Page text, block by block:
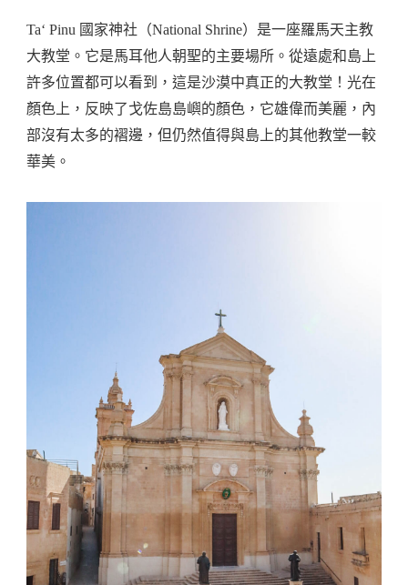
Ta‘ Pinu 國家神社（National Shrine）是一座羅馬天主教
大教堂。它是馬耳他人朝聖的主要場所。從遠處和島上
許多位置都可以看到，這是沙漠中真正的大教堂！光在
顏色上，反映了戈佐島島嶼的顏色，它雄偉而美麗，內
部沒有太多的褶邊，但仍然值得與島上的其他教堂一較
華美。